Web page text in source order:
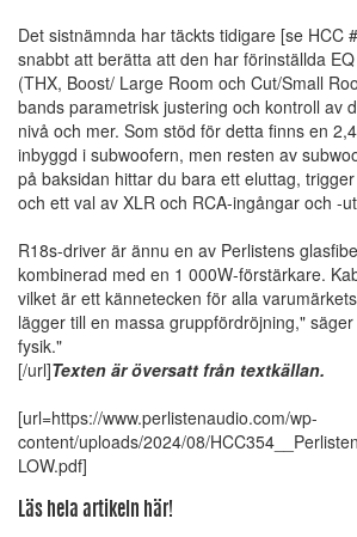
Det sistnämnda har täckts tidigare [se HCC
snabbt att berätta att den har förinställda EQ
(THX, Boost/ Large Room och Cut/Small
bands parametrisk justering och kontroll av
nivå och mer. Som stöd för detta finns en
inbyggd i subwoofern, men resten av
på baksidan hittar du bara ett eluttag,
och ett val av XLR och RCA-ingångar och -
R18s-driver är ännu en av Perlistens
kombinerad med en 1 000W-förstärkare.
vilket är ett kännetecken för alla
lägger till en massa gruppfördröjning,"
fysik."
[/url]Texten är översatt från textkällan.
[url=https://www.perlistenaudio.com/wp-
content/uploads/2024/08/
LOW.pdf]
Läs hela artikeln här!